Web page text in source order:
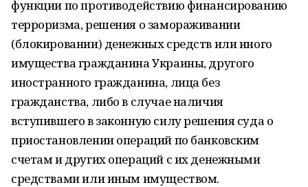
функции по противодействию финансированию
терроризма, решения о замораживании
(блокировании) денежных средств или иного
имущества гражданина Украины, другого
иностранного гражданина, лица без
гражданства, либо в случае наличия
вступившего в законную силу решения суда о
приостановлении операций по банковским
счетам и других операций с их денежными
средствами или иным имуществом.